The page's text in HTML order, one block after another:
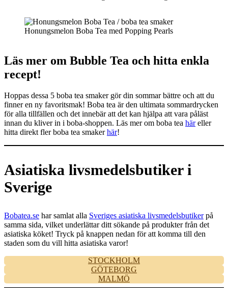
Honungsmelon Boba Tea med Popping Pearls
Läs mer om Bubble Tea och hitta enkla
recept!
Hoppas dessa 5 boba tea smaker gör din sommar bättre och att du
finner en ny favoritsmak! Boba tea är den ultimata sommardrycken
för alla tillfällen och det innebär att det kan hjälpa att vara påläst
innan du kliver in i boba-shoppen. Läs mer om boba tea häreller
hitta direkt fler boba tea smakerhär!
Asiatiska livsmedelsbutiker i
Sverige
Bobatea.se har samlat alla Sveriges asiatiska livsmedelsbutikerpå
samma sida, vilket underlättar ditt sökande på produkter från det
asiatiska köket! Tryck på knappen nedan för att komma till den
staden som du vill hitta asiatiska varor!
STOCKHOLM
GÖTEBORG
MALMÖ